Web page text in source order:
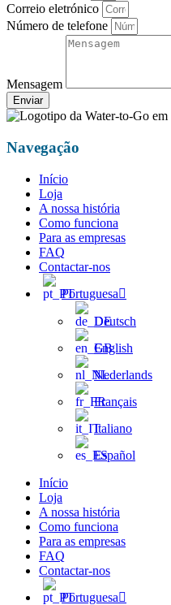
Correio eletrónico
Número de telefone
Mensagem
Enviar
Navegação
Início
Loja
A nossa história
Como funciona
Para as empresas
FAQ
Contactar-nos
Portuguesa
Deutsch
English
Nederlands
Français
Italiano
Español
Início
Loja
A nossa história
Como funciona
Para as empresas
FAQ
Contactar-nos
Portuguesa